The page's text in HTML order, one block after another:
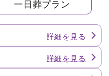
一日葬プラン